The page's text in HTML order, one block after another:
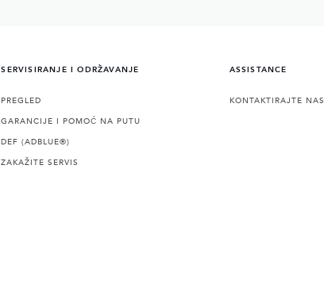
SERVISIRANJE I ODRŽAVANJE
PREGLED
GARANCIJE I POMOĆ NA PUTU
DEF (ADBLUE®)
ZAKAŽITE SERVIS
ASSISTANCE
KONTAKTIRAJTE NAS